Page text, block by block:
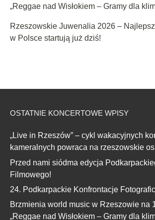
„Reggae nad Wisłokiem – Gramy dla
Rzeszowskie Juwenalia 2026 –
w Polsce startują już dziś!
OSTATNIE KONCERTOWE WPISY
„Live in Rzeszów” – cykl wakacyjnych
kameralnych powraca na rzeszowskie
Przed nami siódma edycja
Filmowego!
24. Podkarpackie Konfrontacje
Brzmienia world music w Rzeszowie na
„Reggae nad Wisłokiem – Gramy dla